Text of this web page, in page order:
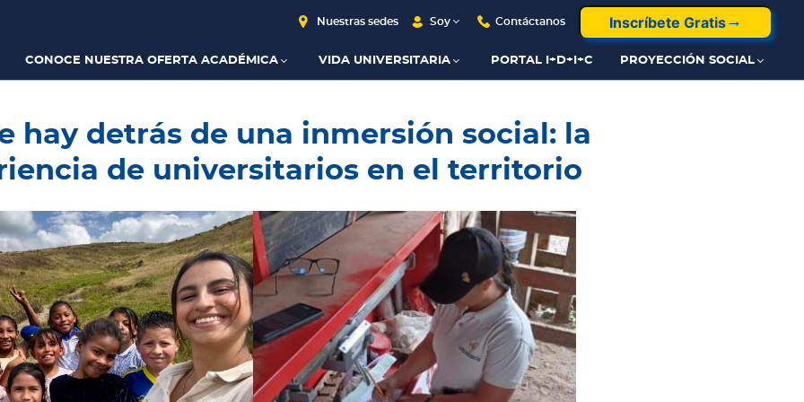
Nuestras sedes Soy Contáctanos Inscríbete Gratis
CONOCE NUESTRA OFERTA ACADÉMICA VIDA UNIVERSITARIA PORTAL I+D+I+C PROYECCIÓN SOCIAL
hay detrás de una inmersión social: la
de universitarios en el territorio